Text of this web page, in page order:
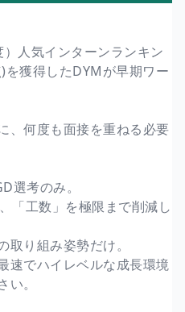
人気インターンランキン
獲得したDYMが早期ワー
、何度も面接を重ねる必要
選考のみ。
「工数」を極限まで削減し
り組み姿勢だけ。
速でハイレベルな成長環境
。